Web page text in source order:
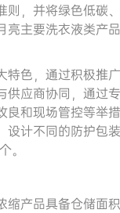
，并将绿色低碳
主要洗衣液类产
色，通过积极推
应商协同，通过
和现场管控等
计不同的防护包
。
产品具备仓储面